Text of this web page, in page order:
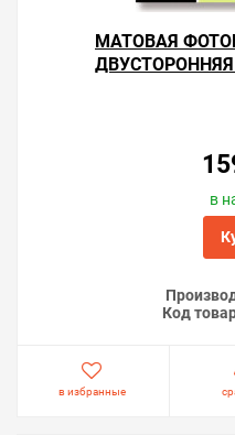
МАТОВАЯ
ДВУСТОРОННЯЯ
в
Код
в избранные